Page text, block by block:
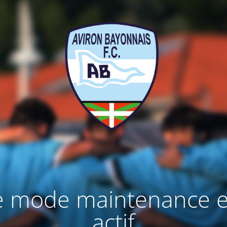
mode maintenance